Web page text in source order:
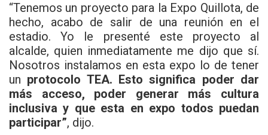
“Tenemos un proyecto para la Expo Quillota, de
hecho, acabo de salir de una reunión en el
estadio. Yo le presenté este proyecto al
alcalde, quien inmediatamente me dijo que sí.
Nosotros instalamos en esta expo lo de tener
un protocolo TEA. Esto significa poder dar
más acceso, poder generar más cultura
inclusiva y que esta en expo todos puedan
participar”, dijo.